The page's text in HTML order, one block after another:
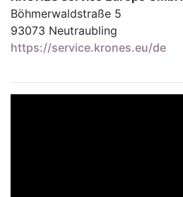
Böhmerwaldstraße 5
93073 Neutraubling
https://service.krones.eu/de